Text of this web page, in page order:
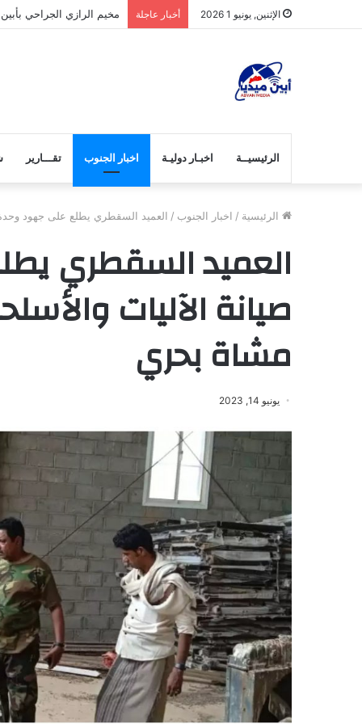
الإثنين, يونيو 1 2026 أخبار عاجلة المخدرات.. آفة تهدد شباب
الرئيسيــة اخبـار دوليـة اخبار الجنوب تقـــارير
الرئيسية / اخبار الجنوب / العميد السقطري يطلع على جهود وحدة
العميد السقطري
صيانة الآليات
مشاة بحري
يونيو 14, 2023